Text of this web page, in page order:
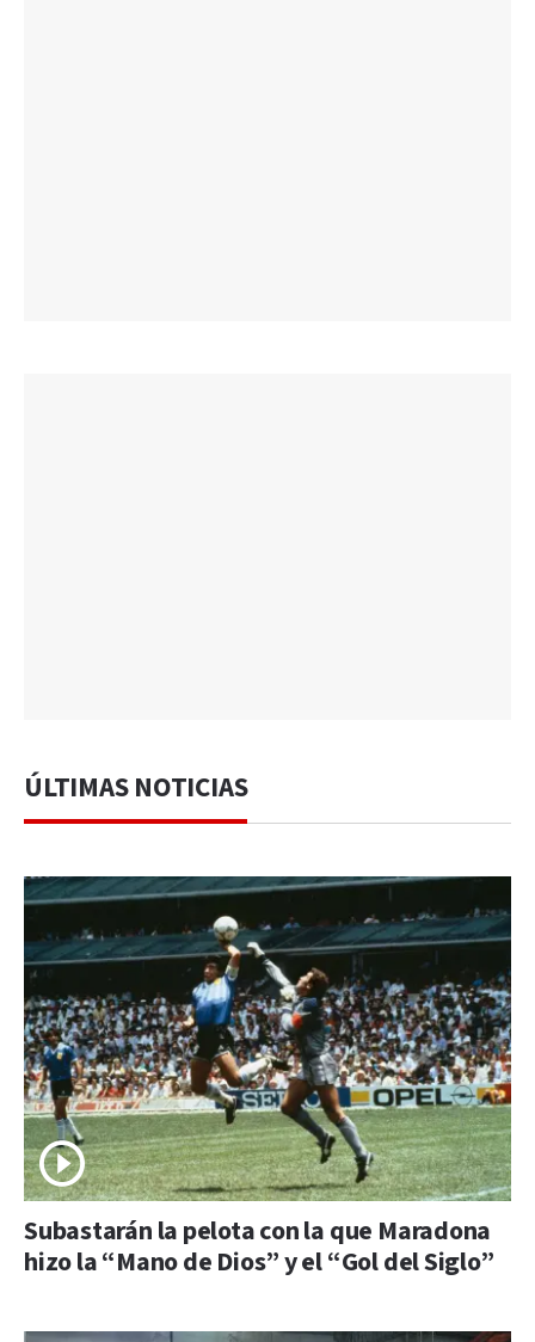
ÚLTIMAS NOTICIAS
Subastarán la pelota con la que Maradona
hizo la “Mano de Dios” y el “Gol del Siglo”